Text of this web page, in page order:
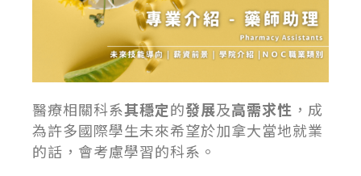
醫療相關科系其穩定的發展及高需求性 ，成
為許多國際學生未來希望於加拿大當地就業
的話，會考慮學習的科系。